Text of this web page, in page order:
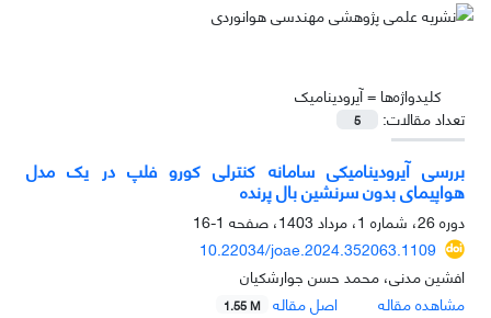
کلیدواژه‌ها =آیرودینامیک
تعداد مقالات:
5
بررسی آیرودینامیکی سامانه کنترلی کورو فلپ در یک مدل
هواپیمای بدون سرنشین بال پرنده
دوره 26، شماره 1، مرداد 1403، صفحه
1-16
10.22034/joae.2024.352063.1109
افشین مدنی، محمد حسن جوارشکیان
مشاهده مقاله
اصل مقاله 1.55 M